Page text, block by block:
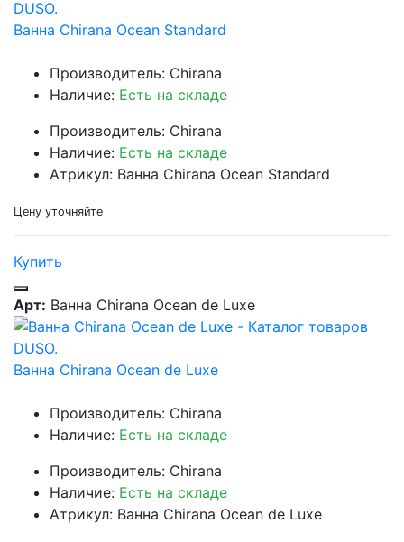
Ванна Chirana Ocean Standard
Производитель: Chirana
Наличие: Есть на складе
Производитель: Chirana
Наличие: Есть на складе
Атрикул: Ванна Chirana Ocean Standard
Цену уточняйте
Купить
Арт: Ванна Chirana Ocean de Luxe
Ванна Chirana Ocean de Luxe
Производитель: Chirana
Наличие: Есть на складе
Производитель: Chirana
Наличие: Есть на складе
Атрикул: Ванна Chirana Ocean de Luxe